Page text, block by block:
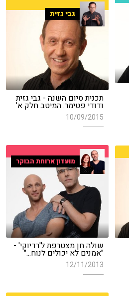
גבי גזית
תכנית סיום השנה - גבי גזית
ודודי פטימר: המיטב חלק א'
10/09/2015
מועדון ארוחת הבוקר
שולה חן מצטרפת ל'רדיוקי' -
"אמנים לא יכולים לנוח..."
12/11/2013